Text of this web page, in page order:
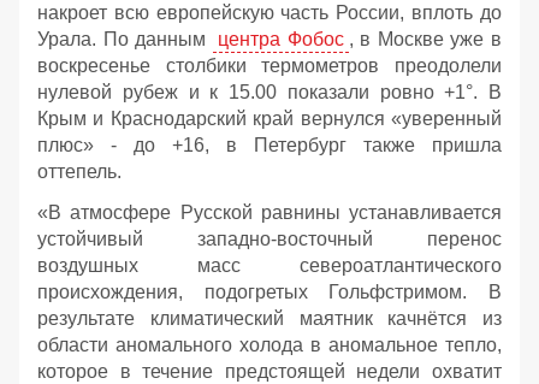
накроет всю европейскую часть России, вплоть до
Урала. По данным
центра Фобос , в Москве уже в
воскресенье столбики термометров преодолели
нулевой рубеж и к 15.00 показали ровно +1°. В
Крым и Краснодарский край вернулся «уверенный
плюс» - до +16, в Петербург также пришла
оттепель.
«В атмосфере Русской равнины устанавливается
устойчивый западно-восточный перенос
воздушных масс североатлантического
происхождения, подогретых Гольфстримом. В
результате климатический маятник качнётся из
области аномального холода в аномальное тепло,
которое в течение предстоящей недели охватит